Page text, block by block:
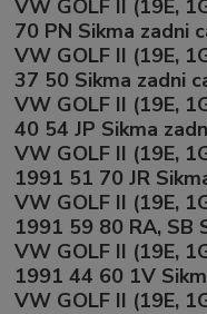
VW GOLF II (19E,
70 PN Sikma zadni
VW GOLF II (19E,
37 50 Sikma zadni
VW GOLF II (19E,
40 54 JP Sikma
VW GOLF II (19E,
1991 51 70 JR
VW GOLF II (19E,
1991 59 80 RA, SB
VW GOLF II (19E,
1991 44 60 1V
VW GOLF II (19E,